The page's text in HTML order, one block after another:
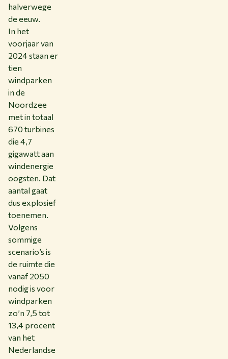
halverwege
de eeuw.
In het
voorjaar van
2024 staan er
tien
windparken
in de
Noordzee
met in totaal
670 turbines
die 4,7
gigawatt aan
windenergie
oogsten. Dat
aantal gaat
dus explosief
toenemen.
Volgens
sommige
scenario’s is
de ruimte die
vanaf 2050
nodig is voor
windparken
zo’n 7,5 tot
13,4 procent
van het
Nederlandse